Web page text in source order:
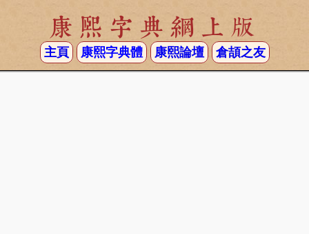
康熙字典網上版
主頁 康熙字典體 康熙論壇 倉頡之友